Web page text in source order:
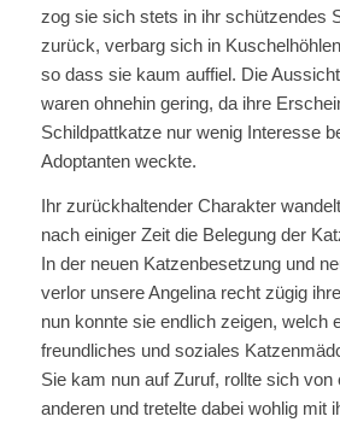
zog sie sich stets in ihr schützendes
zurück, verbarg sich in
so dass sie kaum auffiel. Die
waren ohnehin gering, da ihre
Schildpattkatze nur wenig Interesse
Adoptanten weckte.
Ihr zurückhaltender Charakter
nach einiger Zeit die Belegung der
In der neuen Katzenbesetzung und
verlor unsere Angelina recht zügig
nun konnte sie endlich zeigen, welch
freundliches und soziales
Sie kam nun auf Zuruf, rollte sich von
anderen und tretelte dabei wohlig mit